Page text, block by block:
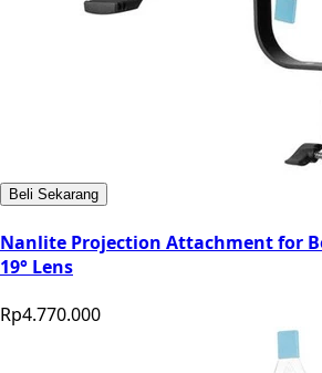
Beli Sekarang
Nanlite Projection Attachment for
19° Lens
Rp4.770.000